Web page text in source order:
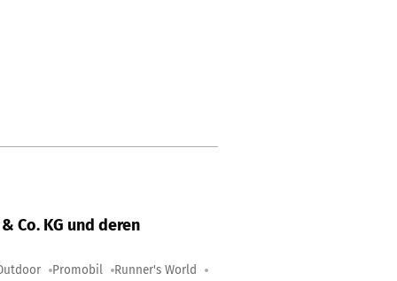
Co. KG und deren
Promobil Runner's World